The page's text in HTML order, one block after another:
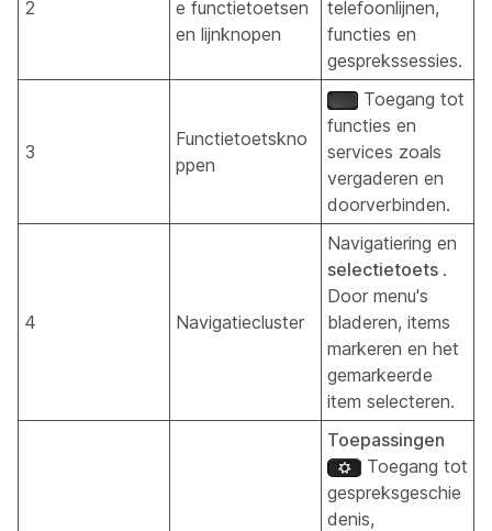
2
e functietoetsen
en lijnknopen
telefoonlijnen,
functies en
gesprekssessies.
3
Functietoetskno
ppen
Toegang tot
functies en
services zoals
vergaderen en
doorverbinden.
4 Navigatiecluster
Navigatiering en
selectietoets .
Door menu's
bladeren, items
markeren en het
gemarkeerde
item selecteren.
Toepassingen
Toegang tot
gespreksgeschie
denis,